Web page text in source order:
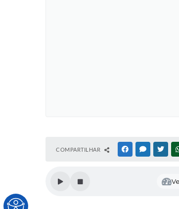
COMPARTILHAR FACEBOOKMESSENGER